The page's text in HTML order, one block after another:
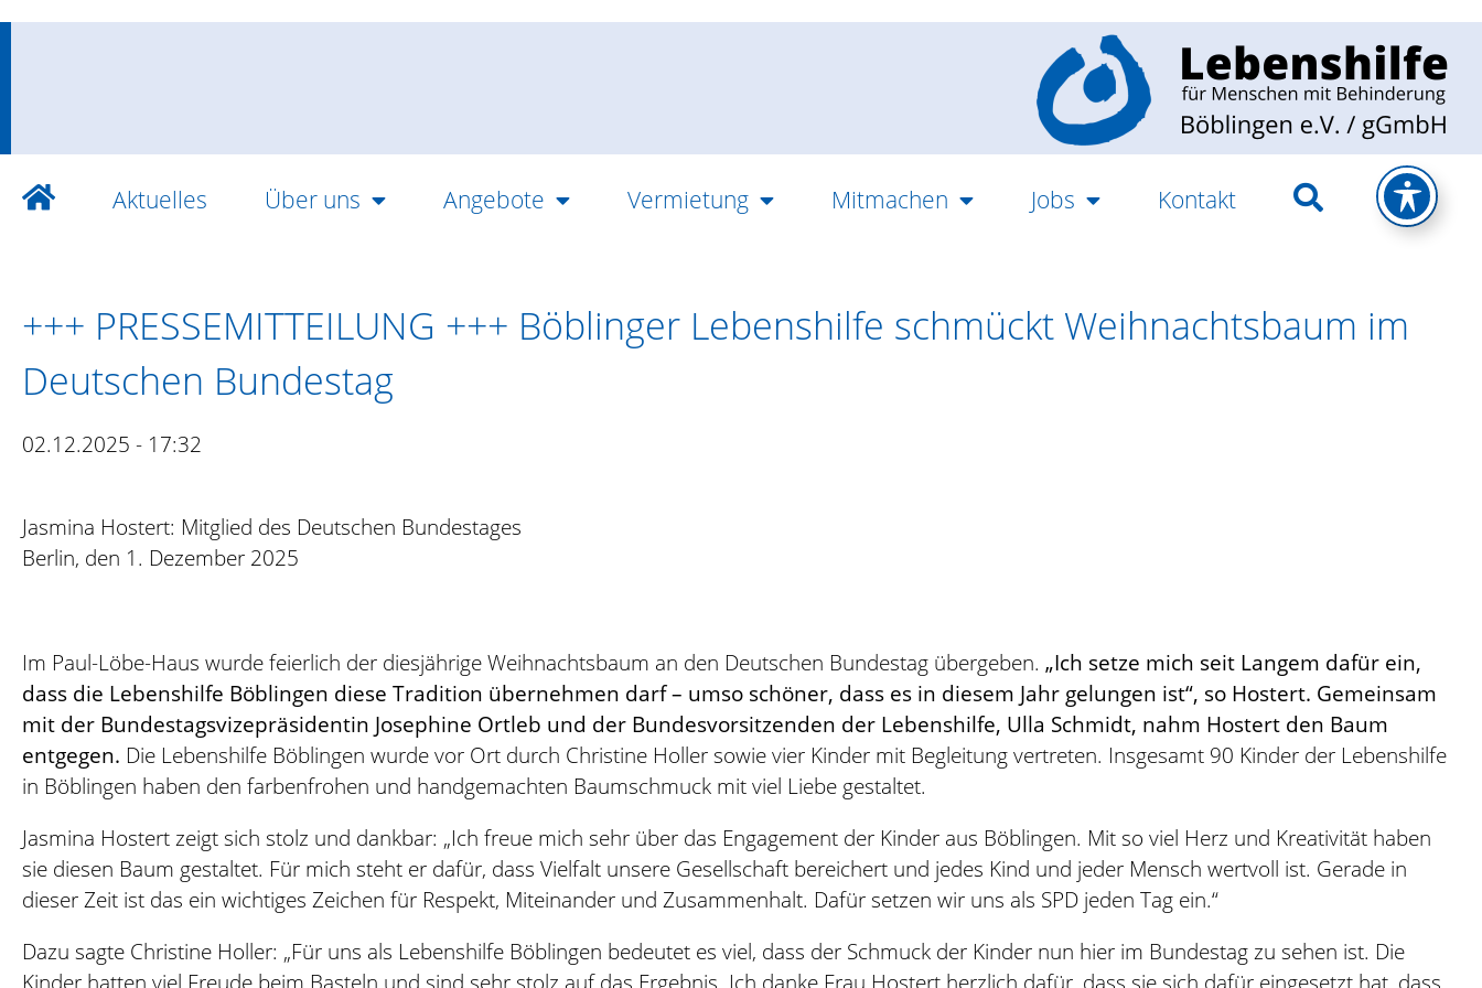
Aktuelles Über uns Angebote Vermietung Mitmachen Jobs Kontakt
+++ PRESSEMITTEILUNG +++ Böblinger Lebenshilfe schmückt Weihnachtsbaum im
Deutschen Bundestag
02.12.2025 - 17:32
Jasmina Hostert: Mitglied des Deutschen Bundestages
Berlin, den 1. Dezember 2025
Im Paul-Löbe-Haus wurde feierlich der diesjährige Weihnachtsbaum an den Deutschen Bundestag übergeben. „Ich setze mich seit Langem dafür ein,
dass die Lebenshilfe Böblingen diese Tradition übernehmen darf – umso schöner, dass es in diesem Jahr gelungen ist“, so Hostert. Gemeinsam
mit der Bundestagsvizepräsidentin Josephine Ortleb und der Bundesvorsitzenden der Lebenshilfe, Ulla Schmidt, nahm Hostert den Baum
entgegen. Die Lebenshilfe Böblingen wurde vor Ort durch Christine Holler sowie vier Kinder mit Begleitung vertreten. Insgesamt 90 Kinder der Lebenshilfe
in Böblingen haben den farbenfrohen und handgemachten Baumschmuck mit viel Liebe gestaltet.
Jasmina Hostert zeigt sich stolz und dankbar: „Ich freue mich sehr über das Engagement der Kinder aus Böblingen. Mit so viel Herz und Kreativität haben
sie diesen Baum gestaltet. Für mich steht er dafür, dass Vielfalt unsere Gesellschaft bereichert und jedes Kind und jeder Mensch wertvoll ist. Gerade in
dieser Zeit ist das ein wichtiges Zeichen für Respekt, Miteinander und Zusammenhalt. Dafür setzen wir uns als SPD jeden Tag ein.“
Dazu sagte Christine Holler: „Für uns als Lebenshilfe Böblingen bedeutet es viel, dass der Schmuck der Kinder nun hier im Bundestag zu sehen ist. Die
Kinder hatten viel Freude beim Basteln und sind sehr stolz auf das Ergebnis. Ich danke Frau Hostert herzlich dafür, dass sie sich dafür eingesetzt hat, dass